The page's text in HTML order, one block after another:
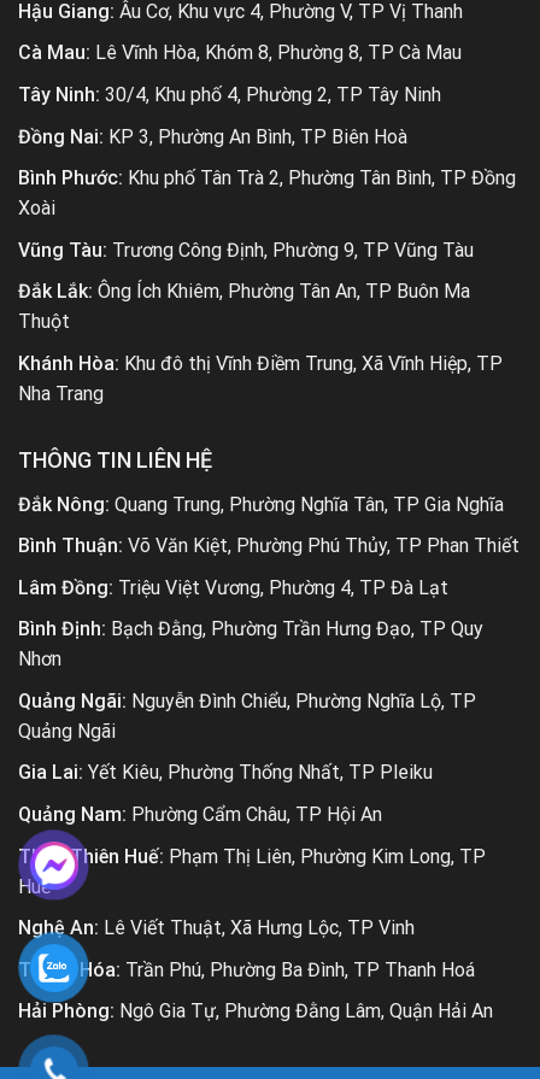
Hậu Giang: Âu Cơ, Khu vực 4, Phường V, TP Vị Thanh
Cà Mau: Lê Vĩnh Hòa, Khóm 8, Phường 8, TP Cà Mau
Tây Ninh: 30/4, Khu phố 4, Phường 2, TP Tây Ninh
Đồng Nai: KP 3, Phường An Bình, TP Biên Hoà
Bình Phước: Khu phố Tân Trà 2, Phường Tân Bình, TP Đồng
Xoài
Vũng Tàu: Trương Công Định, Phường 9, TP Vũng Tàu
Đắk Lắk: Ông Ích Khiêm, Phường Tân An, TP Buôn Ma
Thuột
Khánh Hòa: Khu đô thị Vĩnh Điềm Trung, Xã Vĩnh Hiệp, TP
Nha Trang
THÔNG TIN LIÊN HỆ
Đắk Nông: Quang Trung, Phường Nghĩa Tân, TP Gia Nghĩa
Bình Thuận: Võ Văn Kiệt, Phường Phú Thủy, TP Phan Thiết
Lâm Đồng: Triệu Việt Vương, Phường 4, TP Đà Lạt
Bình Định: Bạch Đằng, Phường Trần Hưng Đạo, TP Quy
Nhơn
Quảng Ngãi: Nguyễn Đình Chiểu, Phường Nghĩa Lộ, TP
Quảng Ngãi
Gia Lai: Yết Kiêu, Phường Thống Nhất, TP Pleiku
Quảng Nam: Phường Cẩm Châu, TP Hội An
Thừa Thiên Huế: Phạm Thị Liên, Phường Kim Long, TP
Huế
Nghệ An: Lê Viết Thuật, Xã Hưng Lộc, TP Vinh
Thanh Hóa: Trần Phú, Phường Ba Đình, TP Thanh Hoá
Hải Phòng: Ngô Gia Tự, Phường Đằng Lâm, Quận Hải An